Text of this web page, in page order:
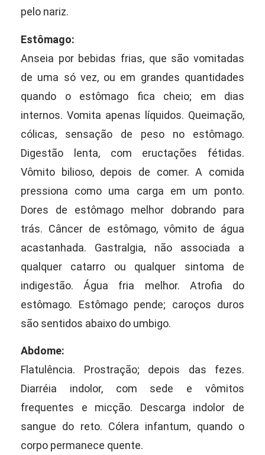
pelo nariz.
Estômago:
Anseia por bebidas frias, que são vomitadas
de uma só vez, ou em grandes quantidades
quando o estômago fica cheio; em dias
internos. Vomita apenas líquidos. Queimação,
cólicas, sensação de peso no estômago.
Digestão lenta, com eructações fétidas.
Vômito bilioso, depois de comer. A comida
pressiona como uma carga em um ponto.
Dores de estômago melhor dobrando para
trás. Câncer de estômago, vômito de água
acastanhada. Gastralgia, não associada a
qualquer catarro ou qualquer sintoma de
indigestão. Água fria melhor. Atrofia do
estômago. Estômago pende; caroços duros
são sentidos abaixo do umbigo.
Abdome:
Flatulência. Prostração; depois das fezes.
Diarréia indolor, com sede e vômitos
frequentes e micção. Descarga indolor de
sangue do reto. Cólera infantum, quando o
corpo permanece quente.